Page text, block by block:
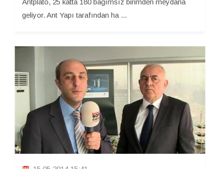
Antplato, 25 katta 180 bağımsız birimden meydana
geliyor. Ant Yapı tarafından ha ...